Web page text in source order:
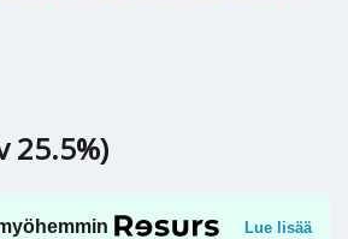
25.5%)
Lue lisää